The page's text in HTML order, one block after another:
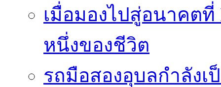
เมื่อมองไปสู่อนาคตที่
หนึ่งของชีวิต
รถมือสองอุบลกำลัง